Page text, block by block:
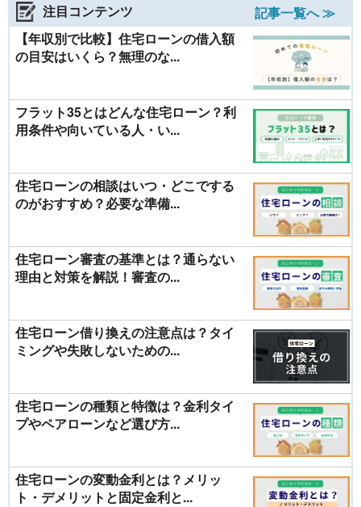
注目コンテンツ
記事一覧へ ≫
【年収別で比較】住宅ローンの借入額
の目安はいくら？無理のな...
フラット35とはどんな住宅ローン？利
用条件や向いている人・い...
住宅ローンの相談はいつ・どこでする
のがおすすめ？必要な準備...
住宅ローン審査の基準とは？通らない
理由と対策を解説！審査の...
住宅ローン借り換えの注意点は？タイ
ミングや失敗しないための...
住宅ローンの種類と特徴は？金利タイ
プやペアローンなど選び方...
住宅ローンの変動金利とは？メリッ
ト・デメリットと固定金利と...